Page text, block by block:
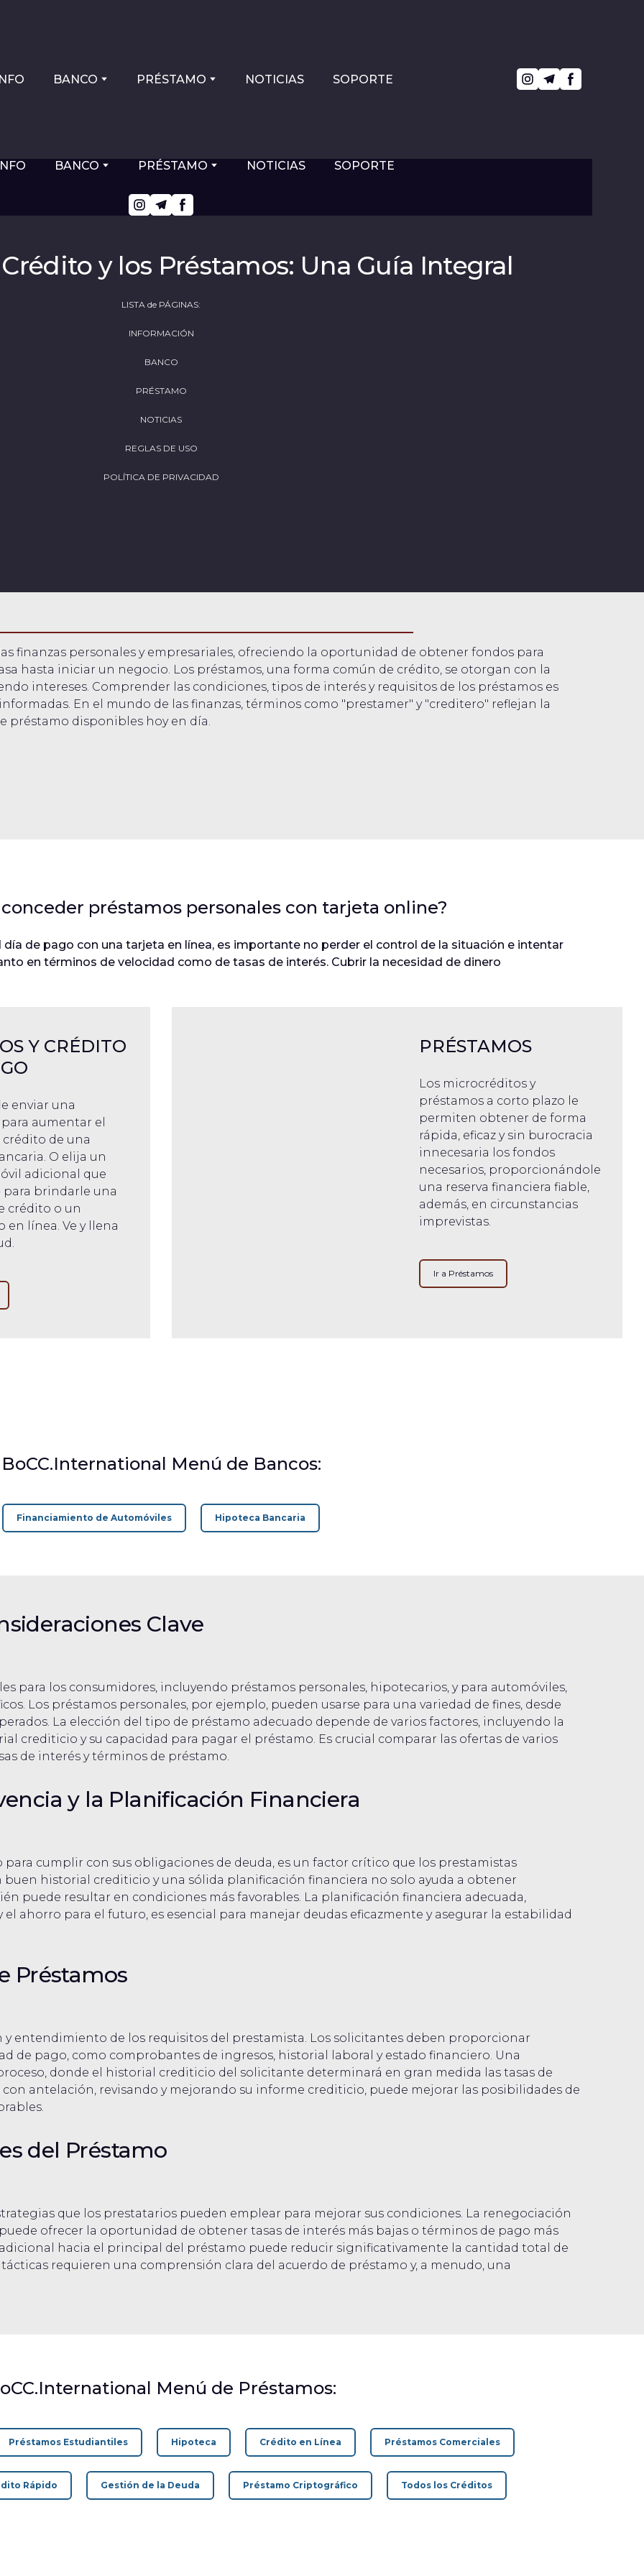
BANCO PRÉSTAMO NOTICIAS SOPORTE
BANCO PRÉSTAMO NOTICIAS SOPORTE
y los Préstamos: Una Guía Integral
LISTA de PÁGINAS:
INFORMACIÓN
BANCO
PRÉSTAMO
NOTICIAS
REGLAS DE USO
POLÍTICA DE PRIVACIDAD
finanzas personales y empresariales, ofreciendo la oportunidad de obtener fondos para
hasta iniciar un negocio. Los préstamos, una forma común de crédito, se otorgan con la
intereses. Comprender las condiciones, tipos de interés y requisitos de los préstamos es
En el mundo de las finanzas, términos como "prestamer" y "creditero" reflejan la
préstamo disponibles hoy en día.
préstamos personales con tarjeta online?
de pago con una tarjeta en línea, es importante no perder el control de la situación e intentar
en términos de velocidad como de tasas de interés. Cubrir la necesidad de dinero
Y CRÉDITO
enviar una
aumentar el
crédito de una
O elija un
adicional que
para brindarle una
crédito o un
en línea. Ve y llena
PRÉSTAMOS
Los microcréditos y
préstamos a corto plazo le
permiten obtener de forma
rápida, eficaz y sin burocracia
innecesaria los fondos
necesarios, proporcionándole
una reserva financiera fiable,
además, en circunstancias
imprevistas.
Ir a Préstamos
BoCC.International Menú de Bancos:
Financiamiento de Automóviles Hipoteca Bancaria
Clave
para los consumidores, incluyendo préstamos personales, hipotecarios, y para automóviles,
Los préstamos personales, por ejemplo, pueden usarse para una variedad de fines, desde
La elección del tipo de préstamo adecuado depende de varios factores, incluyendo la
crediticio y su capacidad para pagar el préstamo. Es crucial comparar las ofertas de varios
de interés y términos de préstamo.
y la Planificación Financiera
para cumplir con sus obligaciones de deuda, es un factor crítico que los prestamistas
historial crediticio y una sólida planificación financiera no solo ayuda a obtener
puede resultar en condiciones más favorables. La planificación financiera adecuada,
ahorro para el futuro, es esencial para manejar deudas eficazmente y asegurar la estabilidad
Préstamos
entendimiento de los requisitos del prestamista. Los solicitantes deben proporcionar
de pago, como comprobantes de ingresos, historial laboral y estado financiero. Una
donde el historial crediticio del solicitante determinará en gran medida las tasas de
antelación, revisando y mejorando su informe crediticio, puede mejorar las posibilidades de
del Préstamo
que los prestatarios pueden emplear para mejorar sus condiciones. La renegociación
ofrecer la oportunidad de obtener tasas de interés más bajas o términos de pago más
hacia el principal del préstamo puede reducir significativamente la cantidad total de
requieren una comprensión clara del acuerdo de préstamo y, a menudo, una
Menú de Préstamos:
Préstamos Estudiantiles Hipoteca Crédito en Línea Préstamos Comerciales
Rápido Gestión de la Deuda Préstamo Criptográfico Todos los Créditos